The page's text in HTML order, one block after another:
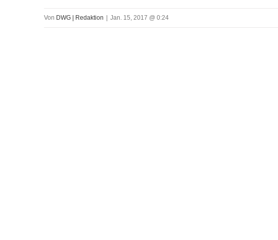
Von DWG | Redaktion | Jan. 15, 2017 @ 0:24